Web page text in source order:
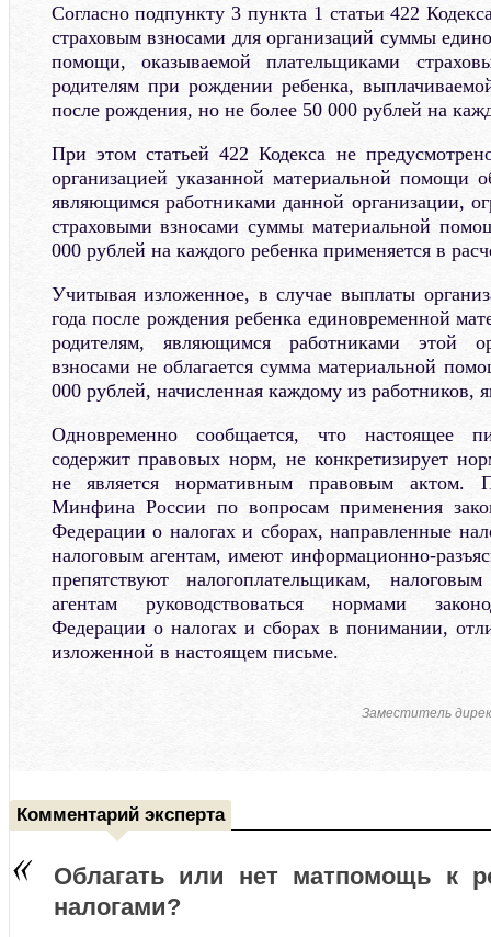
Согласно подпункту 3 пункта 1 статьи 422
страховым взносами для организаций суммы
помощи, оказываемой плательщиками
родителям при рождении ребенка,
после рождения, но не более 50 000 рублей на
При этом статьей 422 Кодекса не
организацией указанной материальной помощи
являющимся работниками данной организации,
страховыми взносами суммы материальной
000 рублей на каждого ребенка применяется в
Учитывая изложенное, в случае выплаты
года после рождения ребенка единовременной
родителям, являющимся работниками этой
взносами не облагается сумма материальной
000 рублей, начисленная каждому из работников,
Одновременно сообщается, что настоящее
содержит правовых норм, не конкретизирует
не является нормативным правовым актом.
Минфина России по вопросам применения
Федерации о налогах и сборах, направленные
налоговым агентам, имеют информационно-
препятствуют налогоплательщикам,
агентам руководствоваться нормами
Федерации о налогах и сборах в понимании,
изложенной в настоящем письме.
Заместитель
Комментарий эксперта
Облагать или нет матпомощь к
налогами?